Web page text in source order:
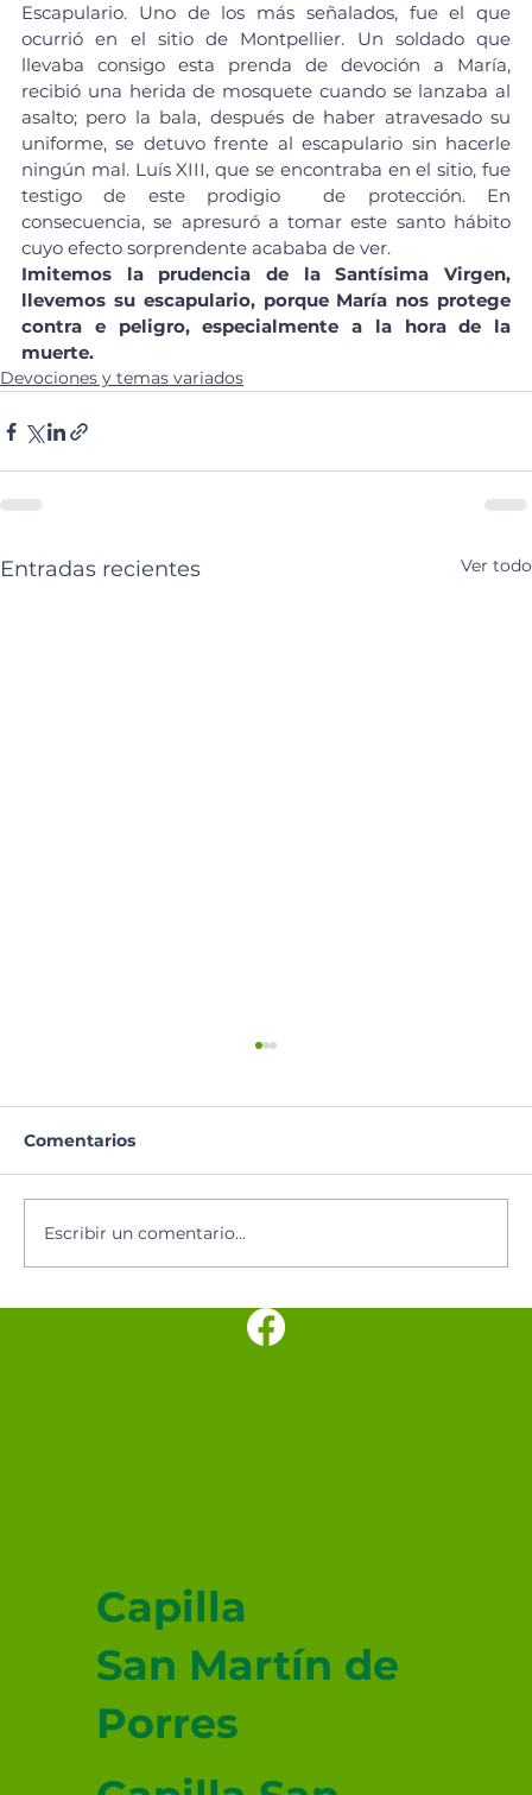
Escapulario. Uno de los más señalados, fue el que
ocurrió en el sitio de Montpellier. Un soldado que
llevaba consigo esta prenda de devoción a María,
recibió una herida de mosquete cuando se lanzaba al
asalto; pero la bala, después de haber atravesado su
uniforme, se detuvo frente al escapulario sin hacerle
ningún mal. Luís XIII, que se encontraba en el sitio, fue
testigo de este prodigio  de protección. En
consecuencia, se apresuró a tomar este santo hábito
cuyo efecto sorprendente acababa de ver.
Imitemos la prudencia de la Santísima Virgen,
llevemos su escapulario, porque María nos protege
contra e peligro, especialmente a la hora de la
muerte.
Devociones y temas variados
Entradas recientes Ver todo
Hoy se celebra a Nuestra Señora de
los Ángeles, patrona de Costa Rica
Comentarios
Escribir un comentario...
Capilla
San Martín de
Porres